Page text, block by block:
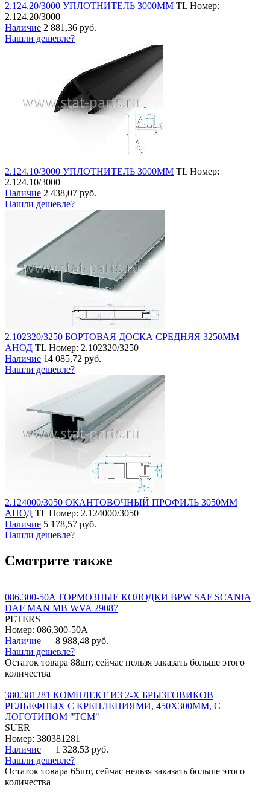
2.124.20/3000 УПЛОТНИТЕЛЬ 3000ММ TL Номер:
2.124.20/3000
Наличие 2 881,36 руб.
Нашли дешевле?
2.124.10/3000 УПЛОТНИТЕЛЬ 3000ММ TL Номер:
2.124.10/3000
Наличие 2 438,07 руб.
Нашли дешевле?
2.102320/3250 БОРТОВАЯ ДОСКА СРЕДНЯЯ 3250ММ
АНОД TL Номер: 2.102320/3250
Наличие 14 085,72 руб.
Нашли дешевле?
2.124000/3050 ОКАНТОВОЧНЫЙ ПРОФИЛЬ 3050ММ
АНОД TL Номер: 2.124000/3050
Наличие 5 178,57 руб.
Нашли дешевле?
Смотрите также
086.300-50A ТОРМОЗНЫЕ КОЛОДКИ BPW SAF SCANIA
DAF MAN MB WVA 29087
PETERS
Номер: 086.300-50A
Наличие
8 988,48 руб.
Нашли дешевле?
Остаток товара 88шт, сейчас нельзя заказать больше этого
количества
380.381281 КОМПЛЕКТ ИЗ 2-Х БРЫЗГОВИКОВ
РЕЛЬЕФНЫХ С КРЕПЛЕНИЯМИ, 450Х300ММ, С
ЛОГОТИПОМ "ТСМ"
SUER
Номер: 380381281
Наличие
1 328,53 руб.
Нашли дешевле?
Остаток товара 65шт, сейчас нельзя заказать больше этого
количества